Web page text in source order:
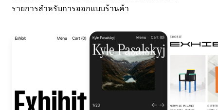
รายการสำหรับการออกแบบร้านค้า